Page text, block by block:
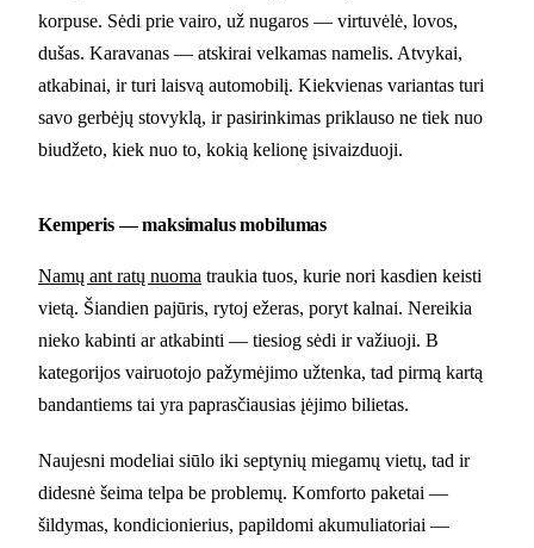
korpuse. Sėdi prie vairo, už nugaros — virtuvėlė, lovos,
dušas. Karavanas — atskirai velkamas namelis. Atvykai,
atkabinai, ir turi laisvą automobilį. Kiekvienas variantas turi
savo gerbėjų stovyklą, ir pasirinkimas priklauso ne tiek nuo
biudžeto, kiek nuo to, kokią kelionę įsivaizduoji.
Kemperis — maksimalus mobilumas
Namų ant ratų nuoma traukia tuos, kurie nori kasdien keisti
vietą. Šiandien pajūris, rytoj ežeras, poryt kalnai. Nereikia
nieko kabinti ar atkabinti — tiesiog sėdi ir važiuoji. B
kategorijos vairuotojo pažymėjimo užtenka, tad pirmą kartą
bandantiems tai yra paprasčiausias įėjimo bilietas.
Naujesni modeliai siūlo iki septynių miegamų vietų, tad ir
didesnė šeima telpa be problemų. Komforto paketai —
šildymas, kondicionierius, papildomi akumuliatoriai —